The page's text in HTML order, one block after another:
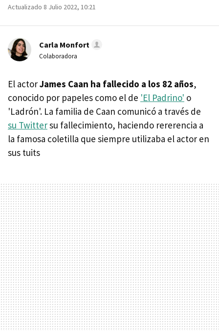
Actualizado 8 Julio 2022, 10:21
Carla Monfort
Colaboradora
El actorJames Caan ha fallecido a los 82 años,
conocido por papeles como el de 'El Padrino' o
'Ladrón'. La familia de Caan comunicó a través de
su Twittersu fallecimiento, haciendo rererencia a
la famosa coletilla que siempre utilizaba el actor en
sus tuits